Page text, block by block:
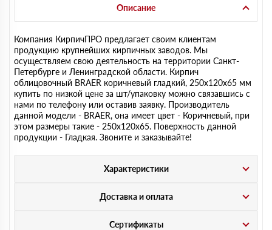
Описание
Компания КирпичПРО предлагает своим клиентам
продукцию крупнейших кирпичных заводов. Мы
осуществляем свою деятельность на территории Санкт-
Петербурге и Ленинградской области. Кирпич
облицовочный BRAER коричневый гладкий, 250х120х65 мм
купить по низкой цене за шт/упаковку можно связавшись с
нами по телефону или оставив заявку. Производитель
данной модели - BRAER, она имеет цвет - Коричневый, при
этом размеры такие - 250х120х65. Поверхность данной
продукции - Гладкая. Звоните и заказывайте!
Характеристики
Доставка и оплата
Сертификаты